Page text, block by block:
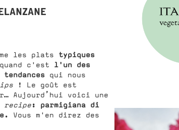
les plats typiques
c'est l'un des
qui nous
! Le goût est
Aujourd’hui voici une
recipe: parmigiana di
Vous m'en direz des